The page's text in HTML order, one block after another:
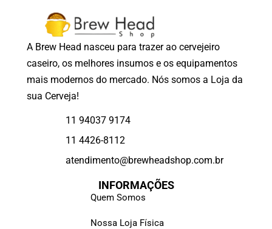
A Brew Head nasceu para trazer ao cervejeiro
caseiro, os melhores insumos e os equipamentos
mais modernos do mercado. Nós somos a Loja da
sua Cerveja!
11 94037 9174
11 4426-8112
atendimento@brewheadshop.com.br
INFORMAÇÕES
Quem Somos
Nossa Loja Física